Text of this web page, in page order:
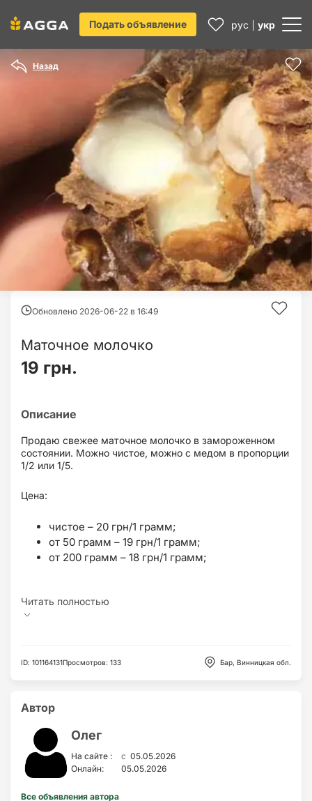
Подать объявление рус укр
Назад
Обновлено 2026-06-22 в 16:49
Маточное молочко
19 грн.
Продаю свежее маточное молочко в замороженном
состоянии. Можно чистое, можно с медом в пропорции
1/2 или 1/5.
Цена:
чистое – 20 грн/1 грамм;
от 50 грамм – 19 грн/1 грамм;
от 200 грамм – 18 грн/1 грамм;
ID: 101164131Просмотров: 133 Бар, Винницкая обл.
Автор
Олег
На сайте : c 05.05.2026
Онлайн:
05.05.2026
Все объявления автора